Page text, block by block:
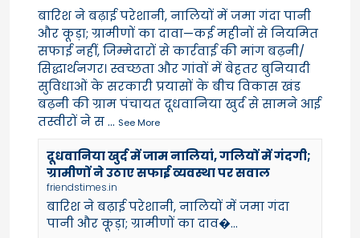
बारिश ने बढ़ाई परेशानी, नालियों में जमा गंदा पानी
और कूड़ा; ग्रामीणों का दावा—कई महीनों से नियमित
सफाई नहीं, जिम्मेदारों से कार्रवाई की मांग बढ़नी/
सिद्धार्थनगर। स्वच्छता और गांवों में बेहतर बुनियादी
सुविधाओं के सरकारी प्रयासों के बीच विकास खंड
बढ़नी की ग्राम पंचायत दूधवानिया खुर्द से सामने आई
तस्वीरों ने स... See More
दूधवानिया खुर्द में जाम नालियां, गलियों में गंदगी;
ग्रामीणों ने उठाए सफाई व्यवस्था पर सवाल
friendstimes.in
बारिश ने बढ़ाई परेशानी, नालियों में जमा गंदा
पानी और कूड़ा; ग्रामीणों का दाव�...